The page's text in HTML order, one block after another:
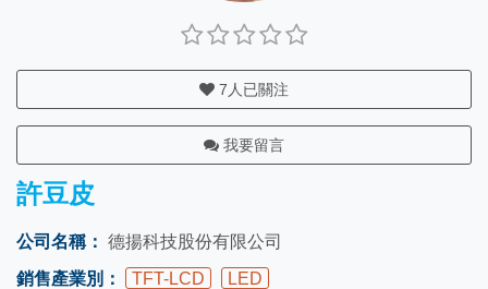
7 人已關注
我要留言
許豆皮
公司名稱： 德揚科技股份有限公司
銷售產業別：
TFT-LCD LED